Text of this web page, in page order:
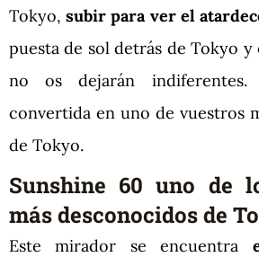
Tokyo,subir para ver el
puesta de sol detrás de Tokyo y
no os dejarán
convertida en uno de vuestros
de Tokyo.
Sunshine 60 uno de
más desconocidos de
Este mirador se encuentra